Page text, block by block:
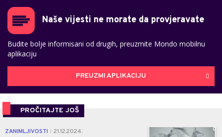
Naše vijesti ne morate da provjeravate
Budite bolje informisani od drugih, preuzmite Mondo mobilnu
aplikaciju
PREUZMI APLIKACIJU
PROČITAJTE JOŠ
ZANIMLJIVOSTI 21.12.2024. 0